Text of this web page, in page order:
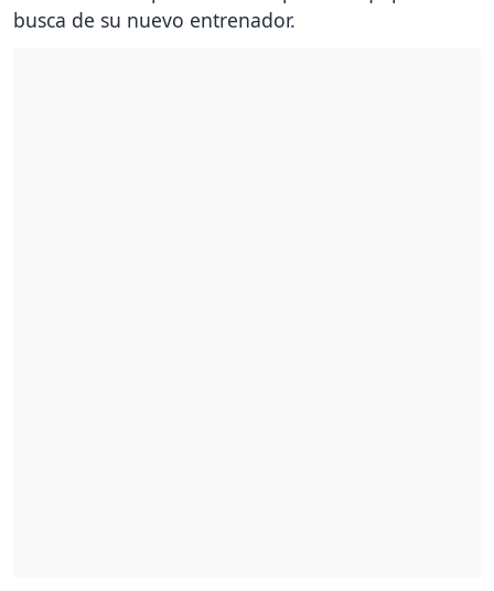
busca de su nuevo entrenador.